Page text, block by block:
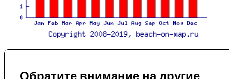
Обратите внимание на другие